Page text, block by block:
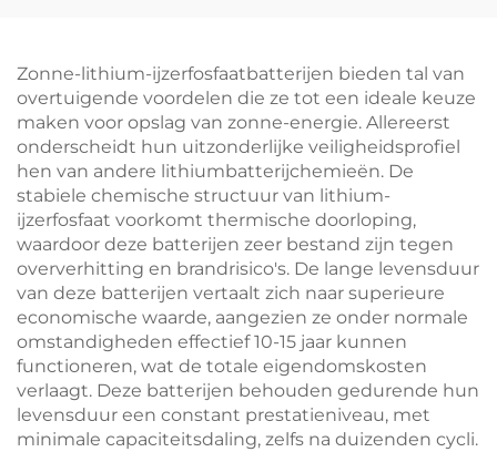
beheersing voor
microgrids industriële
energieopslag
microgrids BESS
Zonne-lithium-ijzerfosfaatbatterijen bieden tal van
overtuigende voordelen die ze tot een ideale keuze
maken voor opslag van zonne-energie. Allereerst
onderscheidt hun uitzonderlijke veiligheidsprofiel
hen van andere lithiumbatterijchemieën. De
stabiele chemische structuur van lithium-
ijzerfosfaat voorkomt thermische doorloping,
waardoor deze batterijen zeer bestand zijn tegen
oververhitting en brandrisico's. De lange levensduur
van deze batterijen vertaalt zich naar superieure
economische waarde, aangezien ze onder normale
omstandigheden effectief 10-15 jaar kunnen
functioneren, wat de totale eigendomskosten
verlaagt. Deze batterijen behouden gedurende hun
levensduur een constant prestatieniveau, met
minimale capaciteitsdaling, zelfs na duizenden cycli.